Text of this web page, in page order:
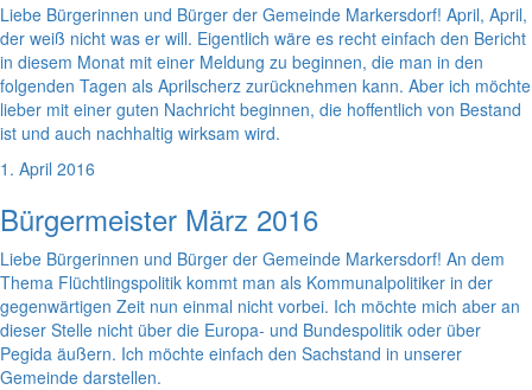
Liebe Bürgerinnen und Bürger der Gemeinde Markersdorf! April, April,
der weiß nicht was er will. Eigentlich wäre es recht einfach den Bericht
in diesem Monat mit einer Meldung zu beginnen, die man in den
folgenden Tagen als Aprilscherz zurücknehmen kann. Aber ich möchte
lieber mit einer guten Nachricht beginnen, die hoffentlich von Bestand
ist und auch nachhaltig wirksam wird.
1. April 2016
Bürgermeister März 2016
Liebe Bürgerinnen und Bürger der Gemeinde Markersdorf! An dem
Thema Flüchtlingspolitik kommt man als Kommunalpolitiker in der
gegenwärtigen Zeit nun einmal nicht vorbei. Ich möchte mich aber an
dieser Stelle nicht über die Europa- und Bundespolitik oder über
Pegida äußern. Ich möchte einfach den Sachstand in unserer
Gemeinde darstellen.